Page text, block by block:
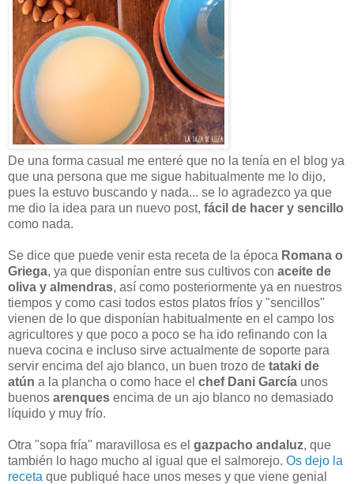
De una forma casual me enteré que no la tenía en el blog ya
que una persona que me sigue habitualmente me lo dijo,
pues la estuvo buscando y nada... se lo agradezco ya que
me dio la idea para un nuevo post, fácil de hacer y sencillo
como nada.
Se dice que puede venir esta receta de la época Romana o
Griega, ya que disponían entre sus cultivos con aceite de
oliva y almendras, así como posteriormente ya en nuestros
tiempos y como casi todos estos platos fríos y "sencillos"
vienen de lo que disponían habitualmente en el campo los
agricultores y que poco a poco se ha ido refinando con la
nueva cocina e incluso sirve actualmente de soporte para
servir encima del ajo blanco, un buen trozo de tataki de
atún a la plancha o como hace el chef Dani García unos
buenos arenques encima de un ajo blanco no demasiado
líquido y muy frío.
Otra "sopa fría" maravillosa es el gazpacho andaluz, que
también lo hago mucho al igual que el salmorejo. Os dejo la
receta que publiqué hace unos meses y que viene genial